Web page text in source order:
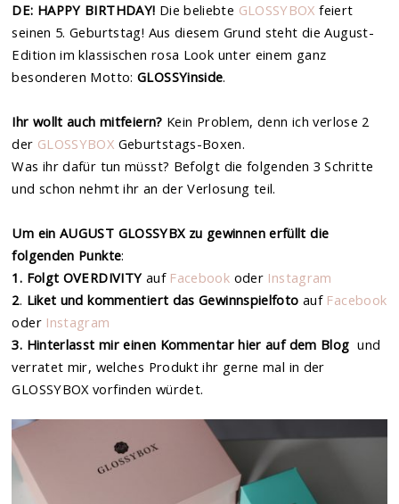
DE: HAPPY BIRTHDAY! Die beliebte GLOSSYBOX feiert
seinen 5. Geburtstag! Aus diesem Grund steht die August-
Edition im klassischen rosa Look unter einem ganz
besonderen Motto:GLOSSYinside.
Ihr wollt auch mitfeiern? Kein Problem, denn ich verlose 2
der GLOSSYBOX Geburtstags-Boxen.
Was ihr dafür tun müsst? Befolgt die folgenden 3 Schritte
und schon nehmt ihr an der Verlosung teil.
Um ein AUGUST GLOSSYBX zu gewinnen erfüllt die
folgenden Punkte:
1. Folgt OVERDIVITYaufFacebook oder Instagram
2. Liket und kommentiert das Gewinnspielfoto aufFacebook
oder Instagram
3. Hinterlasst mir einen Kommentar hier auf dem Blog und
verratet mir, welches Produkt ihr gerne mal in der
GLOSSYBOX vorfinden würdet.